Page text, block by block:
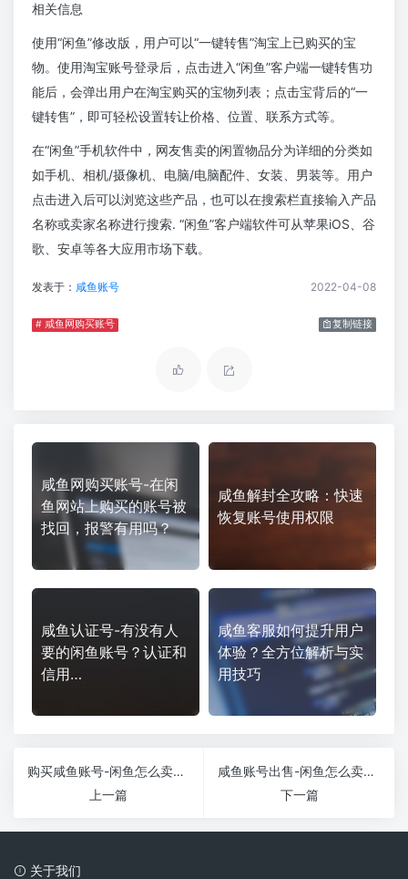
相关信息
使用“闲鱼”修改版，用户可以“一键转售”淘宝上已购买的宝
物。使用淘宝账号登录后，点击进入“闲鱼”客户端一键转售功
能后，会弹出用户在淘宝购买的宝物列表；点击宝背后的“一
键转售”，即可轻松设置转让价格、位置、联系方式等。
在“闲鱼”手机软件中，网友售卖的闲置物品分为详细的分类如
如手机、相机/摄像机、电脑/电脑配件、女装、男装等。用户
点击进入后可以浏览这些产品，也可以在搜索栏直接输入产品
名称或卖家名称进行搜索. “闲鱼”客户端软件可从苹果iOS、谷
歌、安卓等各大应用市场下载。
发表于： 咸鱼账号 2022-04-08
# 咸鱼网购买账号 复制链接
咸鱼网购买账号-在闲
鱼网站上购买的账号被
找回，报警有用吗？
咸鱼解封全攻略：快速
恢复账号使用权限
咸鱼认证号-有没有人
要的闲鱼账号？认证和
信用…
咸鱼客服如何提升用户
体验？全方位解析与实
用技巧
购买咸鱼账号-闲鱼怎么卖游戏账号？具体流程是什么？
上一篇
咸鱼账号出售-闲鱼怎么卖游戏账号？具体流程是什么？
下一篇
关于我们